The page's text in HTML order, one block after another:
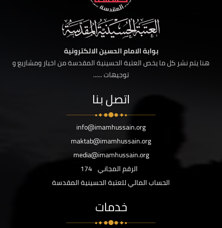
بوابة الامام الحسين الالكترونية
هنا يتم نشر كل ما يخص العتبة الحسينية المقدسة من اخبار ومشاريع و
توجيهات ......
اتصل بنا
info@imamhussain.org
maktab@imamhussain.org
media@imamhussain.org
الرقم المجاني 174
الحساب المالي للعتبة الحسينية المقدسة
خدمات